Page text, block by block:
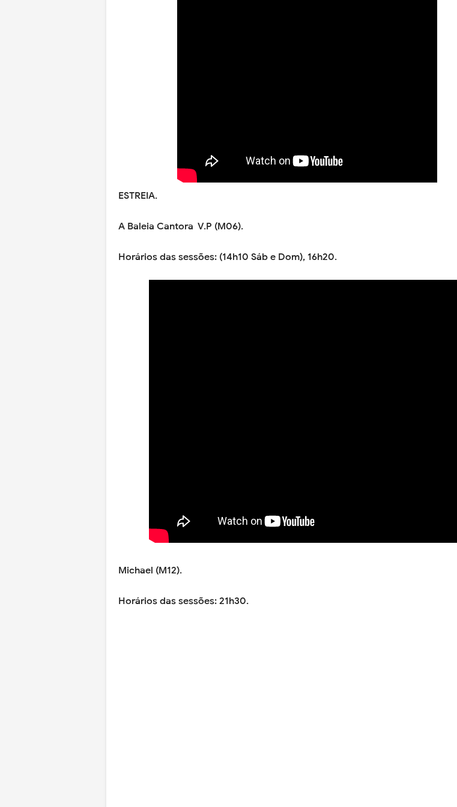
ESTREIA.
A Baleia Cantora V.P (M06).
Horários das sessões: (14h10 Sáb e Dom), 16h20.
Michael (M12).
Horários das sessões: 21h30.